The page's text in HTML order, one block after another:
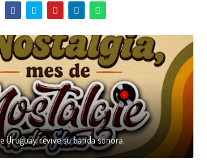
Uruguay revive su banda sonora.